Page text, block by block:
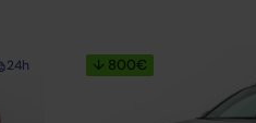
24h ↓ 800€